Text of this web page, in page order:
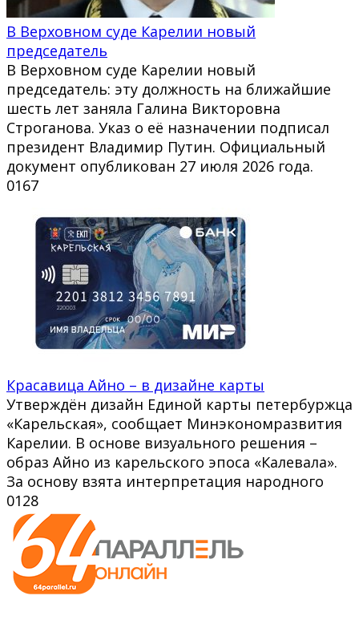
В Верховном суде Карелии новый
председатель
В Верховном суде Карелии новый
председатель: эту должность на ближайшие
шесть лет заняла Галина Викторовна
Строганова. Указ о её назначении подписал
президент Владимир Путин. Официальный
документ опубликован 27 июля 2026 года.
0167
Красавица Айно – в дизайне карты
Утверждён дизайн Единой карты петербуржца
«Карельская», сообщает Минэкономразвития
Карелии. В основе визуального решения –
образ Айно из карельского эпоса «Калевала».
За основу взята интерпретация народного
0128